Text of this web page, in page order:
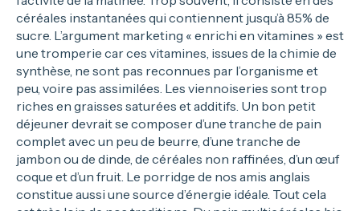
céréales instantanées qui contiennent jusqu’à 85% de
sucre. L’argument marketing « enrichi en vitamines » est
une tromperie car ces vitamines, issues de la chimie de
synthèse, ne sont pas reconnues par l’organisme et
peu, voire pas assimilées. Les viennoiseries sont trop
riches en graisses saturées et additifs. Un bon petit
déjeuner devrait se composer d’une tranche de pain
complet avec un peu de beurre, d’une tranche de
jambon ou de dinde, de céréales non raffinées, d’un œuf
coque et d’un fruit. Le porridge de nos amis anglais
constitue aussi une source d’énergie idéale. Tout cela